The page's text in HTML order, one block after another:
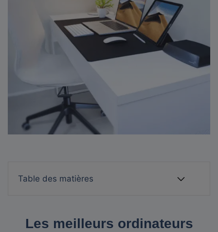
Table des matières
Les meilleurs ordinateurs